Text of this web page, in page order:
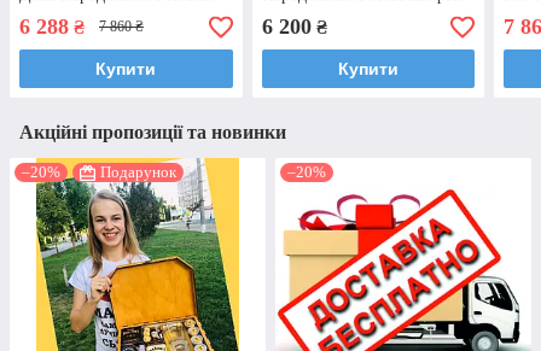
рік Подарунки на 14 жовтня
6 288 ₴ 7 860 ₴
Купити
6 200₴
Купити
7
Акційні пропозиції та новинки
–20% Подарунок –20%